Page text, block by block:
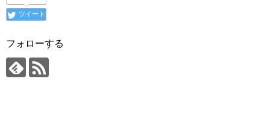
ツイート
フォローする